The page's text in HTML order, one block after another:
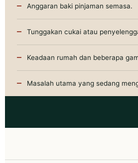
Anggaran baki pinjaman semasa.
Tunggakan cukai atau
Keadaan rumah dan beberapa
Masalah utama yang sedang